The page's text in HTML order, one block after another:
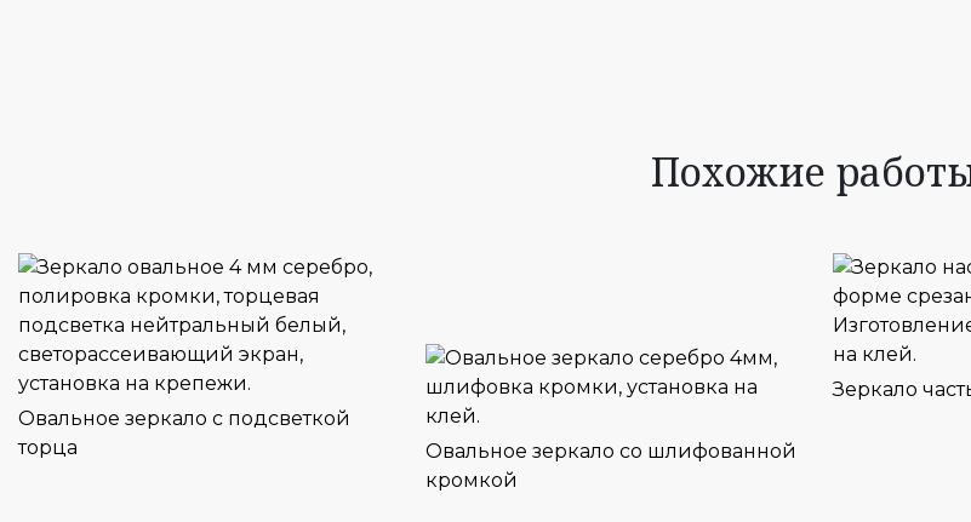
Похожие
Овальное зеркало с подсветкой
торца
Овальное зеркало со шлифованной
кромкой
Зеркало